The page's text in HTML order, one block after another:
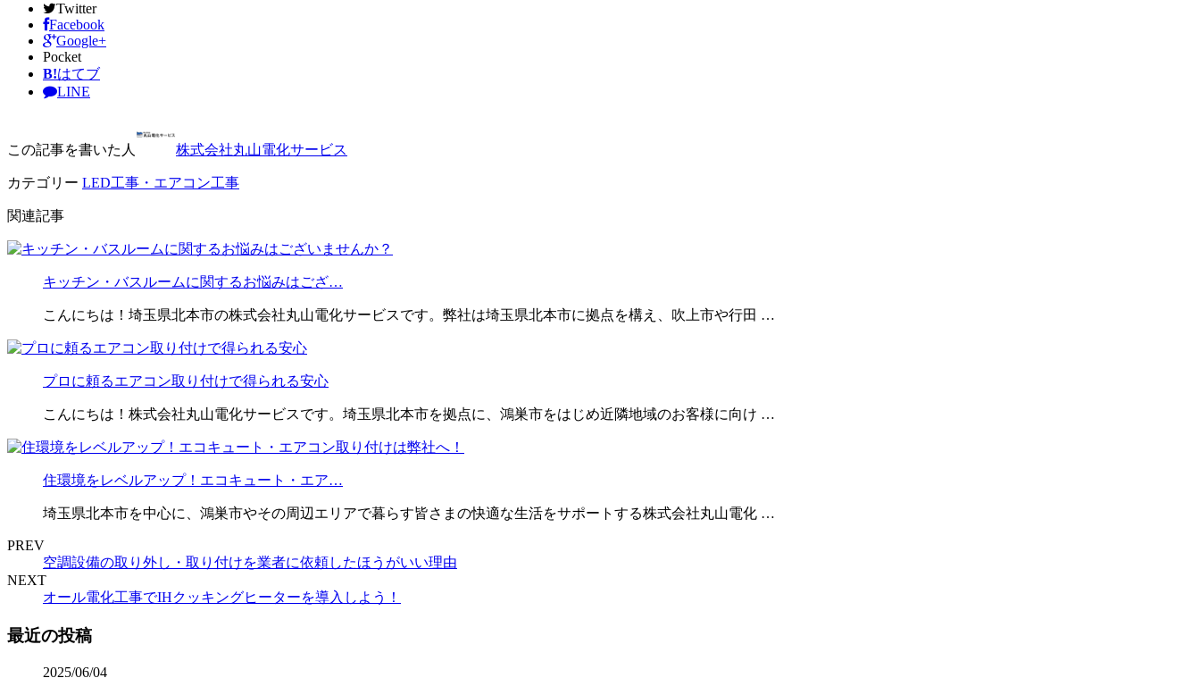
Twitter
Facebook
Google+
Pocket
B!はてブ
LINE
この記事を書いた人 株式会社丸山電化サービス
カテゴリー LED工事・エアコン工事
関連記事
キッチン・バスルームに関するお悩みはござ…
こんにちは！埼玉県北本市の株式会社丸山電化サービスです。弊社は埼玉県北本市に拠点を構え、吹上市や行田 …
プロに頼るエアコン取り付けで得られる安心
こんにちは！株式会社丸山電化サービスです。埼玉県北本市を拠点に、鴻巣市をはじめ近隣地域のお客様に向け …
住環境をレベルアップ！エコキュート・エア…
埼玉県北本市を中心に、鴻巣市やその周辺エリアで暮らす皆さまの快適な生活をサポートする株式会社丸山電化 …
PREV
空調設備の取り外し・取り付けを業者に依頼したほうがいい理由
NEXT
オール電化工事でIHクッキングヒーターを導入しよう！
最近の投稿
2025/06/04